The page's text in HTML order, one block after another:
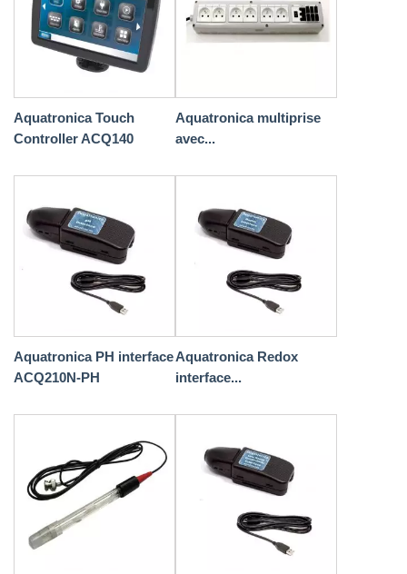
Aquatronica Touch
Controller ACQ140
Aquatronica multiprise
avec...
Aquatronica PH interface
ACQ210N-PH
Aquatronica Redox
interface...